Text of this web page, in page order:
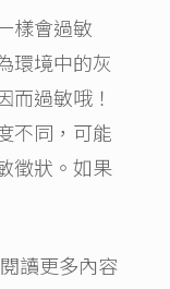
樣會過敏
環境中的灰
而過敏哦！
不同，可能
徵狀。如果
閱讀更多內容